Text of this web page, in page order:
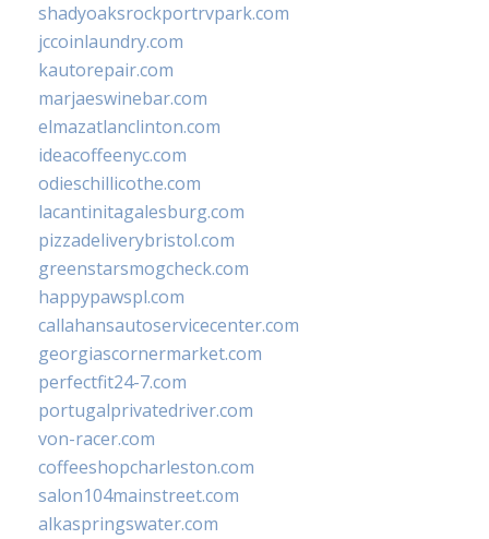
shadyoaksrockportrvpark.com
jccoinlaundry.com
kautorepair.com
marjaeswinebar.com
elmazatlanclinton.com
ideacoffeenyc.com
odieschillicothe.com
lacantinitagalesburg.com
pizzadeliverybristol.com
greenstarsmogcheck.com
happypawspl.com
callahansautoservicecenter.com
georgiascornermarket.com
perfectfit24-7.com
portugalprivatedriver.com
von-racer.com
coffeeshopcharleston.com
salon104mainstreet.com
alkaspringswater.com